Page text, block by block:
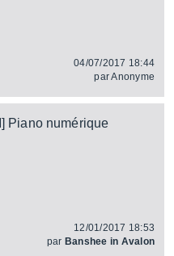
04/07/2017 18:44
parAnonyme
Piano numérique
12/01/2017 18:53
par Banshee in Avalon